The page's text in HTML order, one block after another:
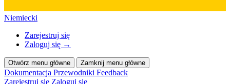
Niemiecki
Zarejestruj się
Zaloguj się →
Otwórz menu główne Zamknij menu główne
Dokumentacja Przewodniki Feedback
Zarejestruj się Zaloguj się